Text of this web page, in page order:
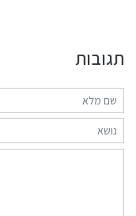
תגובות